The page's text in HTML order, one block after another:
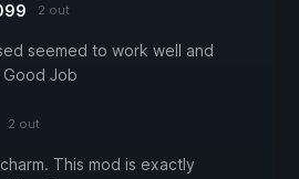
2 out
seemed to work well and
Job
2 out
This mod is exactly